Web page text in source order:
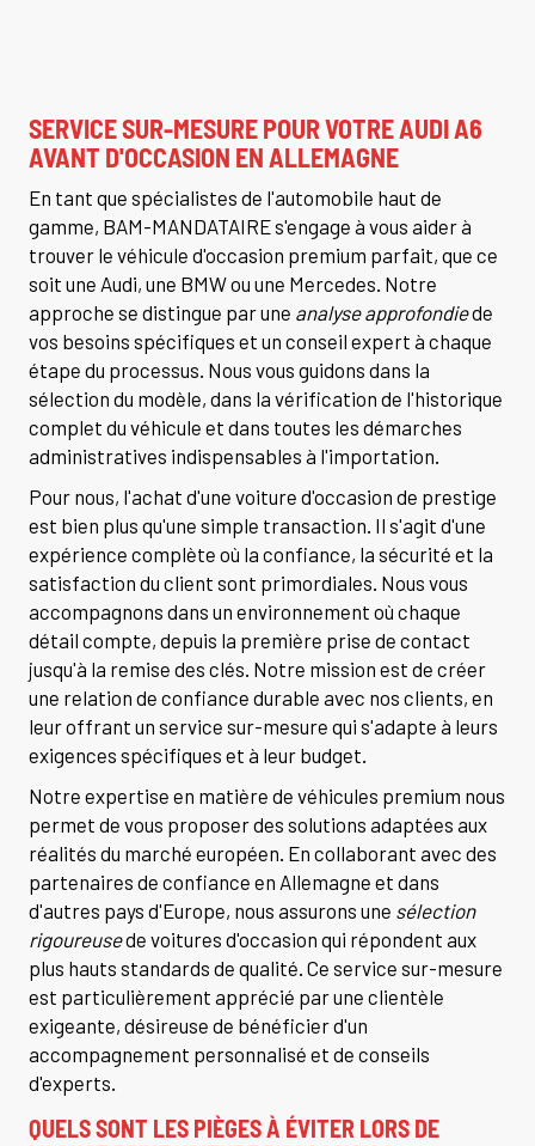
SERVICE SUR-MESURE POUR VOTRE AUDI A6
AVANT D'OCCASION EN ALLEMAGNE
En tant que spécialistes de l'automobile haut de
gamme, BAM-MANDATAIRE s'engage à vous aider à
trouver le véhicule d'occasion premium parfait, que ce
soit une Audi, une BMW ou une Mercedes. Notre
approche se distingue par une analyse approfondiede
vos besoins spécifiques et un conseil expert à chaque
étape du processus. Nous vous guidons dans la
sélection du modèle, dans la vérification de l'historique
complet du véhicule et dans toutes les démarches
administratives indispensables à l'importation.
Pour nous, l'achat d'une voiture d'occasion de prestige
est bien plus qu'une simple transaction. Il s'agit d'une
expérience complète où la confiance, la sécurité et la
satisfaction du client sont primordiales. Nous vous
accompagnons dans un environnement où chaque
détail compte, depuis la première prise de contact
jusqu'à la remise des clés. Notre mission est de créer
une relation de confiance durable avec nos clients, en
leur offrant un service sur-mesure qui s'adapte à leurs
exigences spécifiques et à leur budget.
Notre expertise en matière de véhicules premium nous
permet de vous proposer des solutions adaptées aux
réalités du marché européen. En collaborant avec des
partenaires de confiance en Allemagne et dans
d'autres pays d'Europe, nous assurons une sélection
rigoureusede voitures d'occasion qui répondent aux
plus hauts standards de qualité. Ce service sur-mesure
est particulièrement apprécié par une clientèle
exigeante, désireuse de bénéficier d'un
accompagnement personnalisé et de conseils
d'experts.
QUELS SONT LES PIÈGES À ÉVITER LORS DE